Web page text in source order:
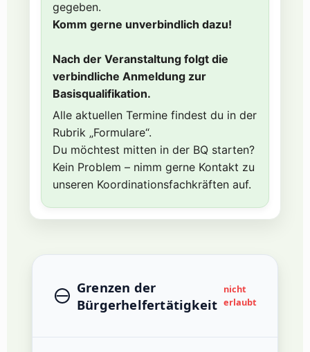
gegeben.
Komm gerne unverbindlich dazu!
Nach der Veranstaltung folgt die
verbindliche Anmeldung zur
Basisqualifikation.
Alle aktuellen Termine findest du in der
Rubrik „Formulare“.
Du möchtest mitten in der BQ starten?
Kein Problem – nimm gerne Kontakt zu
unseren Koordinationsfachkräften auf.
Grenzen der
Bürgerhelfertätigkeit
nicht
erlaubt